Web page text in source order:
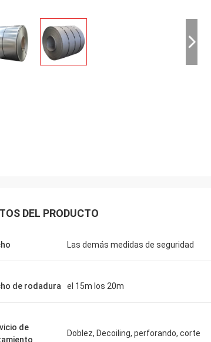
DEL PRODUCTO
Las demás medidas de seguridad
de rodadura el 15m los 20m
de
Doblez, Decoiling, perforando, corte